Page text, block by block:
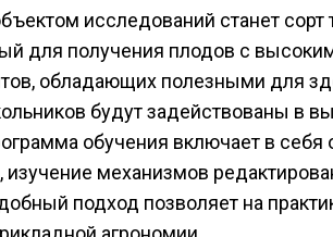
исследований станет сорт
для получения плодов с
обладающих полезными для
будут задействованы в
обучения включает в себя
изучение механизмов
подход позволяет на